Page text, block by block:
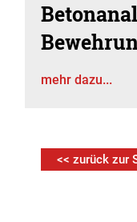
mehr dazu...
<< zurück zur